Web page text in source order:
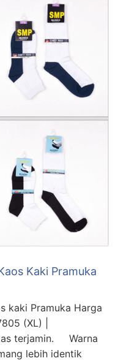
Kaki Pramuka
kaki Pramuka Harga
(XL) |
terjamin. Warna
lebih identik